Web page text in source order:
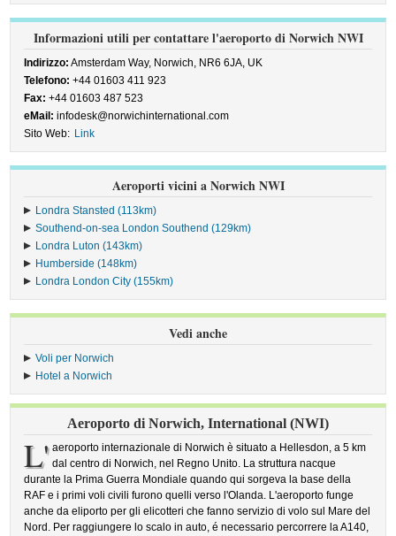
Informazioni utili per contattare l'aeroporto di Norwich NWI
Indirizzo: Amsterdam Way, Norwich, NR6 6JA, UK
Telefono: +44 01603 411 923
Fax: +44 01603 487 523
eMail: infodesk@norwichinternational.com
Sito Web: Link
Aeroporti vicini a Norwich NWI
Londra Stansted (113km)
Southend-on-sea London Southend (129km)
Londra Luton (143km)
Humberside (148km)
Londra London City (155km)
Vedi anche
Voli per Norwich
Hotel a Norwich
Aeroporto di Norwich, International (NWI)
L' aeroporto internazionale di Norwich è situato a Hellesdon, a 5 km
dal centro di Norwich, nel Regno Unito. La struttura nacque
durante la Prima Guerra Mondiale quando qui sorgeva la base della
RAF e i primi voli civili furono quelli verso l'Olanda. L'aeroporto funge
anche da eliporto per gli elicotteri che fanno servizio di volo sul Mare del
Nord. Per raggiungere lo scalo in auto, é necessario percorrere la A140,